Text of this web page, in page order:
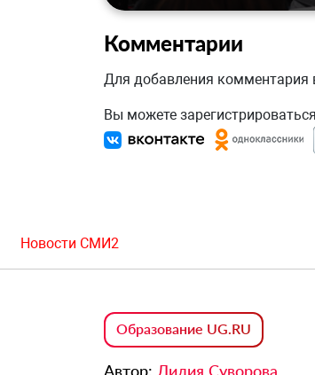
Комментарии
Для добавления
Вы можете
Новости СМИ2
Образование UG.RU
Автор: Лилия Суворова